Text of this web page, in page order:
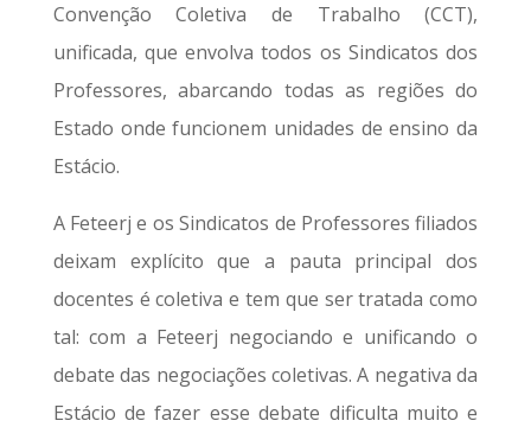
Convenção Coletiva de Trabalho (CCT),
unificada, que envolva todos os Sindicatos dos
Professores, abarcando todas as regiões do
Estado onde funcionem unidades de ensino da
Estácio.
A Feteerj e os Sindicatos de Professores filiados
deixam explícito que a pauta principal dos
docentes é coletiva e tem que ser tratada como
tal: com a Feteerj negociando e unificando o
debate das negociações coletivas. A negativa da
Estácio de fazer esse debate dificulta muito e